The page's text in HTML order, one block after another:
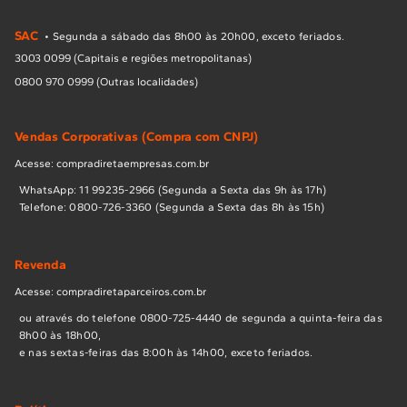
Principais Peças Disponíveis:
Encontre tudo o que você precisa para cooktops a gás,
Componentes de Mesa:Queimadores de diferentes
potências (Rápido, Semirrápido, Dupla ou Quadrichama),
espalhadores, trempes e bases de alumínio.Sistema
Elétrico e de Gás:Eletrodos (velas de acendimento),
ergonômicos, borrachas de vedação para os botões e
presilhas de fixação para a bancada.
Benefícios de Comprar no Canal
Oficial:
SAC • Segunda a sábado das 8h00 às 20h00, exceto feriados.
3003 0099 (Capitais e regiões metropolitanas)
0800 970 0999 (Outras localidades)
Vendas Corporativas (Compra com CNPJ)
Acesse: compradiretaempresas.com.br
WhatsApp: 11 99235-2966 (Segunda a Sexta das 9h às 17h)
Telefone: 0800-726-3360 (Segunda a Sexta das 8h às 15h)
Revenda
Acesse: compradiretaparceiros.com.br
ou através do telefone 0800-725-4440 de segunda a quinta-feira das
8h00 às 18h00,
e nas sextas-feiras das 8:00h às 14h00, exceto feriados.